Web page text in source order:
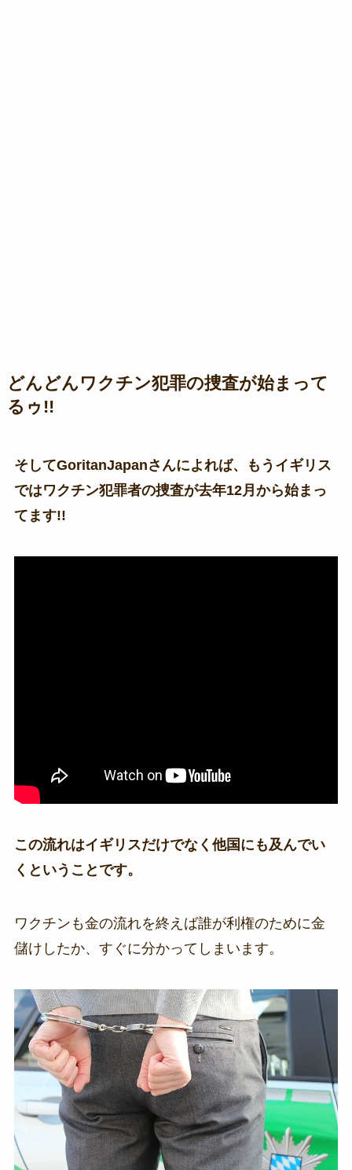
どんどんワクチン犯罪の捜査が始まって
るゥ!!
そしてGoritanJapanさんによれば、もうイギリス
ではワクチン犯罪者の捜査が去年12月から始まっ
てます!!
この流れはイギリスだけでなく他国にも及んでい
くということです。
ワクチンも金の流れを終えば誰が利権のために金
儲けしたか、すぐに分かってしまいます。